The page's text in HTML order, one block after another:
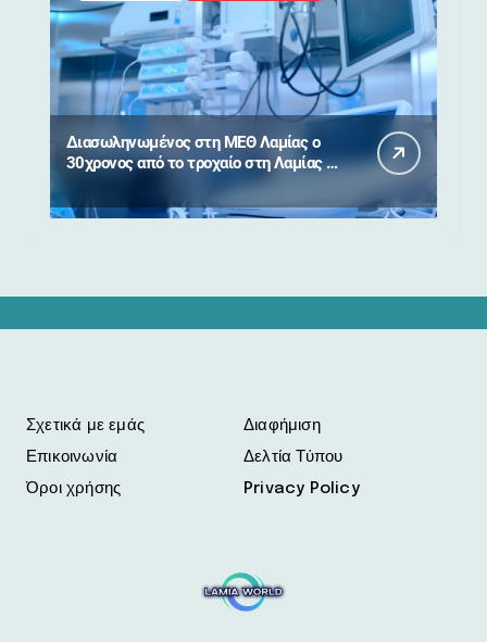
Διασωληνωμένος στη ΜΕΘ Λαμίας ο
30χρονος από το τροχαίο στη Λαμίας –
Σχετικά με εμάς
Επικοινωνία
Όροι χρήσης
Διαφήμιση
Δελτία Τύπου
Privacy Policy